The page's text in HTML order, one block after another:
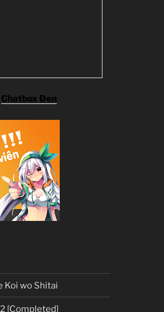
Chatbox Đen
Koi wo Shitai
[Completed]